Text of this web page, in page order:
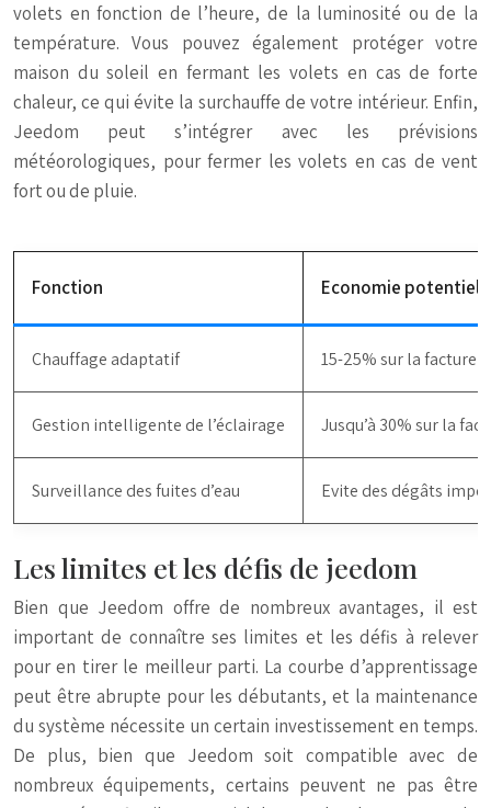
volets en fonction de l’heure, de la luminosité ou de la
température. Vous pouvez également protéger votre
maison du soleil en fermant les volets en cas de forte
chaleur, ce qui évite la surchauffe de votre intérieur. Enfin,
Jeedom peut s’intégrer avec les prévisions
météorologiques, pour fermer les volets en cas de vent
fort ou de pluie.
Fonction Economie
Chauffage adaptatif 15-25% sur la facture
Gestion intelligente de l’éclairage Jusqu’à 30% sur la
Surveillance des fuites d’eau Evite des dégâts
Les limites et les défis de jeedom
Bien que Jeedom offre de nombreux avantages, il est
important de connaître ses limites et les défis à relever
pour en tirer le meilleur parti. La courbe d’apprentissage
peut être abrupte pour les débutants, et la maintenance
du système nécessite un certain investissement en temps.
De plus, bien que Jeedom soit compatible avec de
nombreux équipements, certains peuvent ne pas être